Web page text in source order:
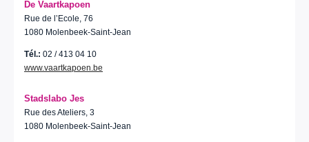
De Vaartkapoen
Rue de l’Ecole, 76
1080 Molenbeek-Saint-Jean
Tél.: 02 / 413 04 10
www.vaartkapoen.be
Stadslabo Jes
Rue des Ateliers, 3
1080 Molenbeek-Saint-Jean